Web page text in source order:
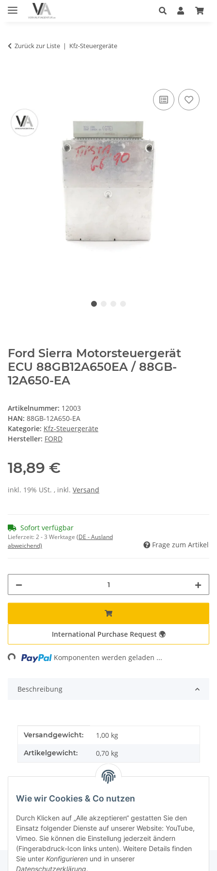
Wie wir Cookies & Co nutzen
Durch Klicken auf „Alle akzeptieren“ gestatten Sie den
Einsatz folgender Dienste auf unserer Website: YouTube,
Vimeo. Sie können die Einstellung jederzeit ändern
(Fingerabdruck-Icon links unten). Weitere Details finden
Sie unter Konfigurieren und in unserer
Datenschutzerklärung.
Zurück zur Liste Kfz-Steuergeräte
Ford Sierra Motorsteuergerät
ECU 88GB12A650EA / 88GB-
12A650-EA
Artikelnummer: 12003
HAN: 88GB-12A650-EA
Kategorie: Kfz-Steuergeräte
Hersteller: FORD
18,89 €
inkl. 19% USt. , inkl. Versand
Sofort verfügbar
Lieferzeit:2 - 3 Werktage (DE - Ausland
abweichend)
Frage zum Artikel
International Purchase Request 🌍
Komponenten werden geladen ...
Beschreibung
Produkteigenschaft
Wert
Versandgewicht: 1,00 kg
Artikelgewicht: 0,70 kg